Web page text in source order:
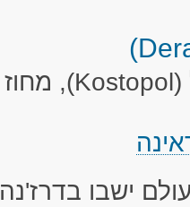
מקום לפני המלחמה: עיירה בנפת קוסטופול (Kostopol), מחוז
ישבו בדרז'נה